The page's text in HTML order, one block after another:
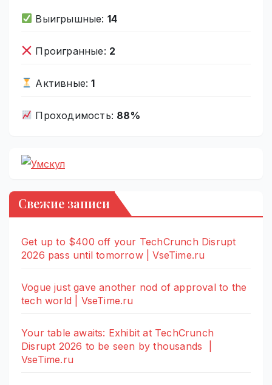
Выигрышные: 14
Проигранные: 2
Активные:1
Проходимость: 88%
Свежие записи
Get up to $400 off your TechCrunch Disrupt
2026 pass until tomorrow | VseTime.ru
Vogue just gave another nod of approval to the
tech world | VseTime.ru
Your table awaits: Exhibit at TechCrunch
Disrupt 2026 to be seen by thousands |
VseTime.ru